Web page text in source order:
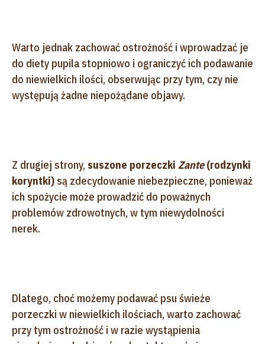
Warto jednak zachować ostrożność i wprowadzać je
do diety pupila stopniowo i ograniczyć ich podawanie
do niewielkich ilości, obserwując przy tym, czy nie
występują żadne niepożądane objawy.
Z drugiej strony, suszone porzeczki Zante(rodzynki
koryntki) są zdecydowanie niebezpieczne, ponieważ
ich spożycie może prowadzić do poważnych
problemów zdrowotnych, w tym niewydolności
nerek.
Dlatego, choć możemy podawać psu świeże
porzeczki w niewielkich ilościach, warto zachować
przy tym ostrożność i w razie wystąpienia